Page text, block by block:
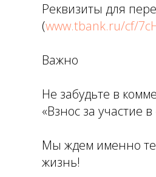
Реквизиты для
(www.tbank.ru/cf/
Важно
Не забудьте в
«Взнос за участие
Мы ждем именно
жизнь!